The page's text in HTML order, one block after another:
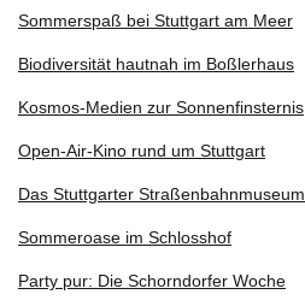
Sommerspaß bei Stuttgart am Meer
Biodiversität hautnah im Boßlerhaus
Kosmos-Medien zur Sonnenfinsternis
Open-Air-Kino rund um Stuttgart
Das Stuttgarter Straßenbahnmuseum
Sommeroase im Schlosshof
Party pur: Die Schorndorfer Woche